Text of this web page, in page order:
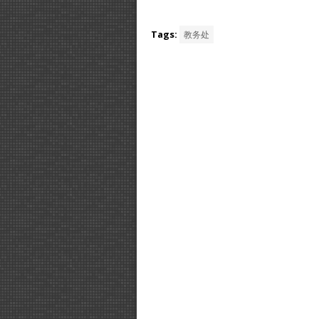
Tags: 教务处